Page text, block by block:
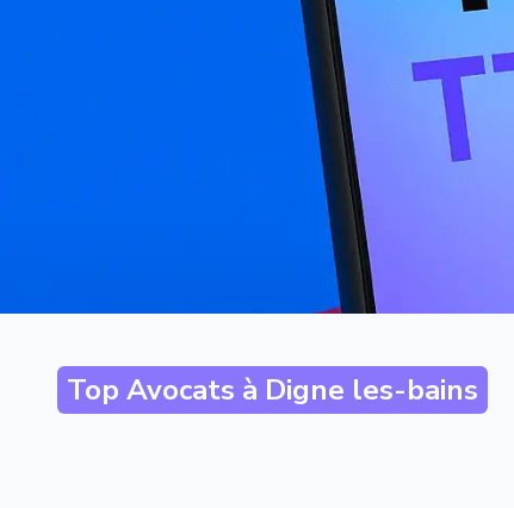
Top Avocats à Digne les-bains